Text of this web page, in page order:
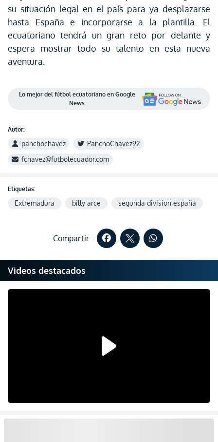
su situación legal en el país para ya desplazarse
hasta España e incorporarse a la plantilla. El
ecuatoriano tendrá un gran reto por delante y
espera mostrar todo su talento en esta nueva
aventura.
Lo mejor del fútbol ecuatoriano en Google
News
Autor:
panchochavez
PanchoChavez92
fchavez@futbolecuador.com
Etiquetas:
Extremadura billy arce segunda division españa
Compartir:
Videos destacados